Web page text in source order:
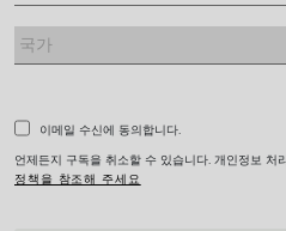
이메일 수신에 동의합니다.
언제든지 구독을 취소할 수 있습니다. 개인정보 처
정책을 참조해 주세요